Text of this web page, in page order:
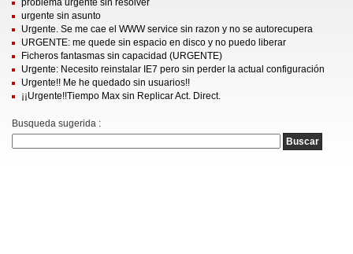
problema urgente sin resolver
urgente sin asunto
Urgente. Se me cae el WWW service sin razon y no se autorecupera
URGENTE: me quede sin espacio en disco y no puedo liberar
Ficheros fantasmas sin capacidad (URGENTE)
Urgente: Necesito reinstalar IE7 pero sin perder la actual configuración
Urgente!! Me he quedado sin usuarios!!
¡¡Urgente!!Tiempo Max sin Replicar Act. Direct.
Busqueda sugerida :